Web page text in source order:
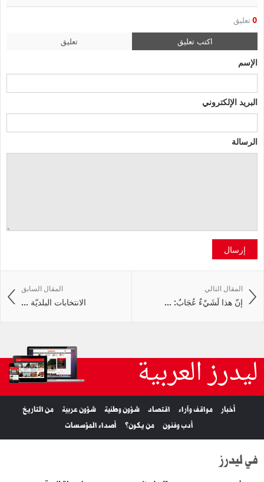
0 تعليق
اكتب تعليق تعليق
الإسم
البريد الإلكتروني
الرسالة
إرسال
المقال السابق
الانتخابات البلديّة ...
المقال التالي
إنّ هذا لَشَيْءٌ عُجَابٌ: ...
ليدرز العربية
أخبار مواقف وآراء اقتصاد شؤون وطنية شؤون عربية
من التاريخ
أدب وفنون
من يكون؟ أصداء المؤسسات
في ليدرز